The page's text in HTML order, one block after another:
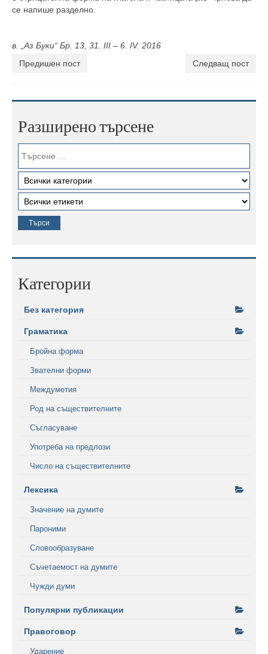
се напише разделно.
в. „Аз Буки“ Бр. 13, 31. III – 6. IV. 2016
Предишен пост
Следващ пост
Разширено търсене
Категории
Без категория
Граматика
Бройна форма
Звателни форми
Междуметия
Род на съществителните
Съгласуване
Употреба на предлози
Число на съществителните
Лексика
Значение на думите
Пароними
Словообразуване
Съчетаемост на думите
Чужди думи
Популярни публикации
Правоговор
Ударение